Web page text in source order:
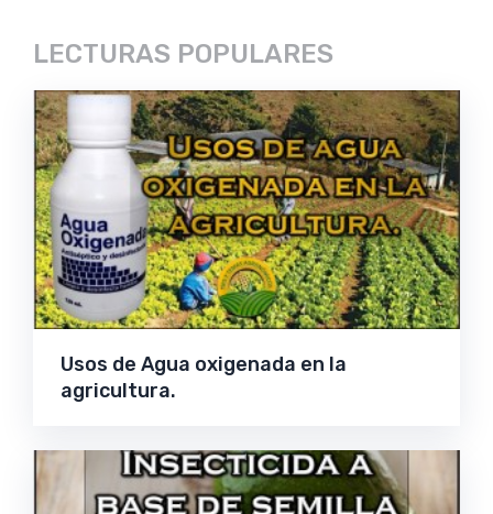
LECTURAS POPULARES
Usos de Agua oxigenada en la
agricultura.